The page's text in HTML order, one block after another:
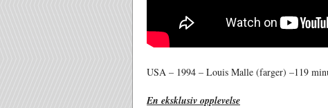
USA – 1994 – Louis Malle (farger) –119
En eksklusiv opplevelse